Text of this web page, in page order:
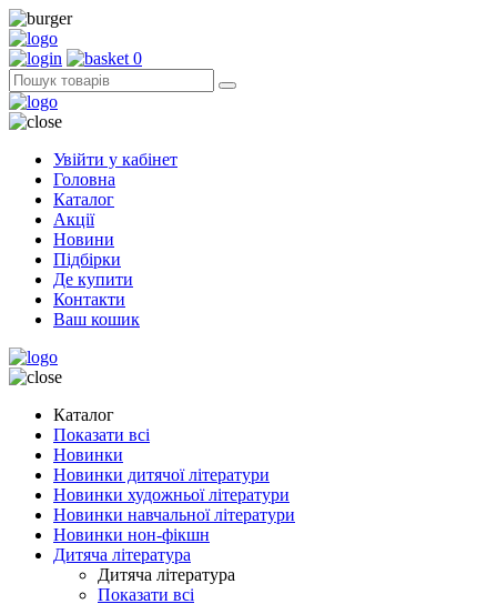
0
Увійти у кабінет
Головна
Каталог
Акції
Новини
Підбірки
Де купити
Контакти
Ваш кошик
Каталог
Показати всі
Новинки
Новинки дитячої літератури
Новинки художньої літератури
Новинки навчальної літератури
Новинки нон-фікшн
Дитяча література
Дитяча література
Показати всі